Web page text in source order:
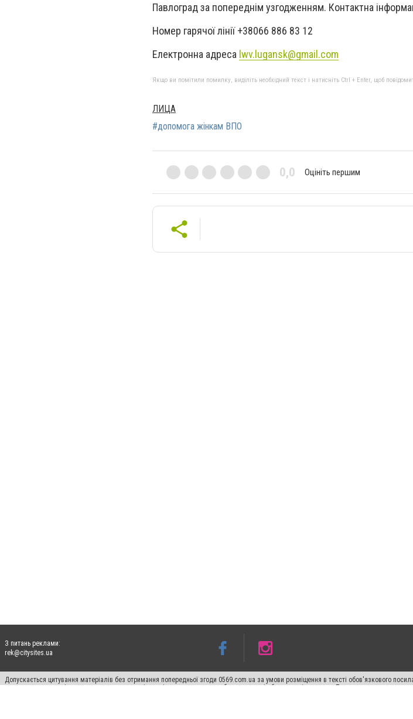
Павлоград за попереднім узгодженням. Контактна
Номер гарячої лінії +38066 886 83 12
Електронна адреса lwv.lugansk@gmail.com
Якщо ви помітили помилку, виділіть необхідний текст і натисніть Ctrl + Enter, щоб
ЛИЦА
#допомога жінкам ВПО
0,0 Оцініть першим
З питань реклами:
rek@citysites.ua
Допускається цитування матеріалів без отримання попередньої згоди 0569.com.ua за умови розміщення в тексті обов'язкового
пошукових систем гіперпосилання на цитовані статті не нижче другого абзацу в тексті або в якості джерела. Порушення виняткових